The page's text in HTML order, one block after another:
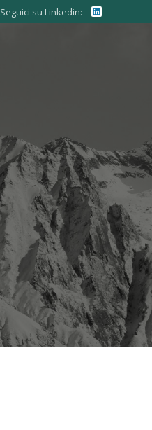
Seguici su Linkedin: